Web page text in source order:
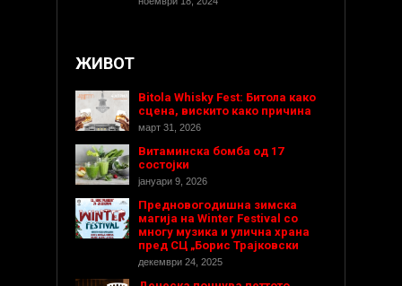
ЖИВОТ
Bitola Whisky Fest: Битола како
сцена, вискито како причина
март 31, 2026
Витаминска бомба од 17
состојки
јануари 9, 2026
Предновогодишнa зимска
магија на Winter Festival со
многу музика и улична храна
пред СЦ „Борис Трајковски
декември 24, 2025